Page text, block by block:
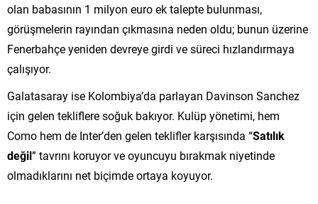
olan babasının 1 milyon euro ek talepte bulunması,
görüşmelerin rayından çıkmasına neden oldu; bunun üzerine
Fenerbahçe yeniden devreye girdi ve süreci hızlandırmaya
çalışıyor.
Galatasaray ise Kolombiya’da parlayan Davinson Sanchez
için gelen tekliflere soğuk bakıyor. Kulüp yönetimi, hem
Como hem de Inter’den gelen teklifler karşısında “Satılık
değil” tavrını koruyor ve oyuncuyu bırakmak niyetinde
olmadıklarını net biçimde ortaya koyuyor.